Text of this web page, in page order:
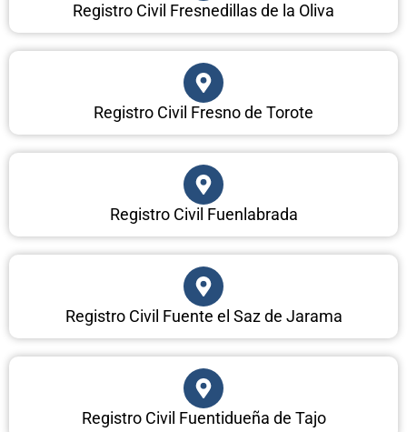
Registro Civil Fresnedillas de la Oliva
Registro Civil Fresno de Torote
Registro Civil Fuenlabrada
Registro Civil Fuente el Saz de Jarama
Registro Civil Fuentidueña de Tajo